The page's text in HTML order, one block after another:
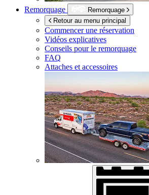
Remorquage
Remorquage
Retour au menu principal
Commencer une réservation
Vidéos explicatives
Conseils pour le remorquage
FAQ
Attaches et accessoires